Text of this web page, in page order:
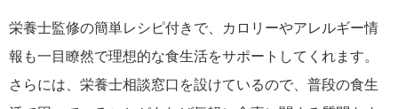
栄養士監修の簡単レシピ付きで、カロリーやアレルギー情
報も一目瞭然で理想的な食生活をサポートしてくれます。
さらには、栄養士相談窓口を設けているので、普段の食生